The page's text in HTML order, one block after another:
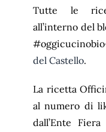
Tutte le
all’interno del
del Castello.
La ricetta
al numero di
dall’Ente